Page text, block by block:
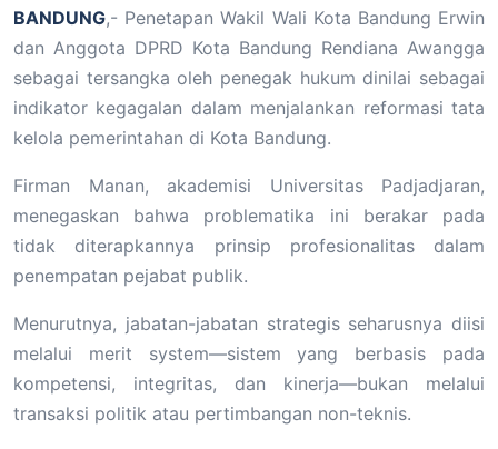
BANDUNG,- Penetapan Wakil Wali Kota Bandung Erwin
dan Anggota DPRD Kota Bandung Rendiana Awangga
sebagai tersangka oleh penegak hukum dinilai sebagai
indikator kegagalan dalam menjalankan reformasi tata
kelola pemerintahan di Kota Bandung.
Firman Manan, akademisi Universitas Padjadjaran,
menegaskan bahwa problematika ini berakar pada
tidak diterapkannya prinsip profesionalitas dalam
penempatan pejabat publik.
Menurutnya, jabatan-jabatan strategis seharusnya diisi
melalui merit system—sistem yang berbasis pada
kompetensi, integritas, dan kinerja—bukan melalui
transaksi politik atau pertimbangan non-teknis.